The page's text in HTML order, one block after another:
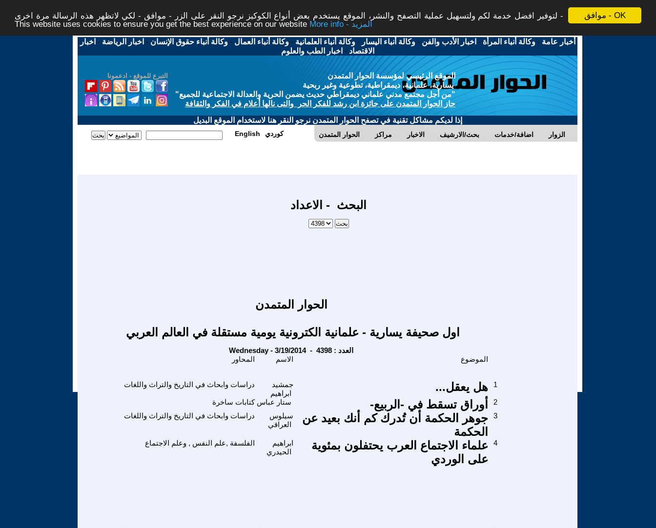
موافق - OK
لتوفير افضل خدمة لكم ولتسهيل عملية التصفح والنشر، الموقع يستخدم بعض أنواع الكوكيز نرجو النقر على الزر - موافق - لكي لاتظهر هذه الرسالة مرة اخرى -
This website uses cookies to ensure you get the best experience on our website
More info - المزيد
أخبار عامة -وكالة أنباء المرأة - اخبار الأدب والفن -وكالة أنباء اليسار -وكالة أنباء العلمانية -وكالة أنباء العمال -وكالة أنباء حقوق الإنسان - اخبار الرياضة - اخبار
الاقتصاد - اخبار الطب والعلوم
التبرع للموقع - ادعمونا
الموقع الرئيسي لمؤسسة الحوار المتمدن
يسارية، علمانية، ديمقراطية، تطوعية وغير ربحية
"من أجل مجتمع مدني علماني ديمقراطي حديث يضمن الحرية والعدالة الاجتماعية للجميع"
حاز الحوار المتمدن على جائزة ابن رشد للفكر الحر والتى نالها أعلام في الفكر والثقافة
إذا لديكم مشاكل تقنية في تصفح الحوار المتمدن نرجو النقر هنا لاستخدام الموقع البديل
الحوار المتمدن مراكز الاخبار بحث/الارشيف اضافة/خدمات الزوار English كوردي
البحث - الاعداد
الحوار المتمدن
اول صحيفة يسارية - علمانية الكترونية يومية مستقلة في العالم العربي
Wednesday - 3/19/2014 - العدد : 4398
الاسم الموضوع
دراسات وابحاث في التاريخ والتراث واللغات
جمشيد
ابراهيم
هل يعقل... 1
كتابات ساخرة ستار عباس أوراق تسقط في -الربيع-
2
دراسات وابحاث في التاريخ والتراث واللغات
سيلوس
العراقي
جوهر الحكمة أن تُدرك كم أنك بعيد عن
الحكمة
3
الفلسفة ,علم النفس , وعلم الاجتماع
ابراهيم
الحيدري
علماء الاجتماع العرب يحتفلون بمئوية
على الوردي
4